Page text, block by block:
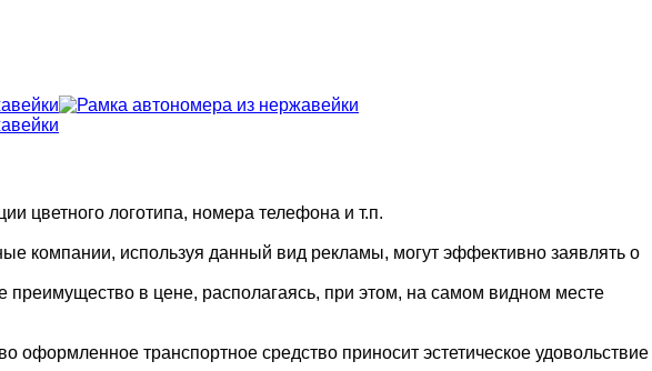
цветного логотипа, номера телефона и т.п.
компании, используя данный вид рекламы, могут эффективно заявлять о
в цене, располагаясь, при этом, на самом видном месте
транспортное средство приносит эстетическое удовольствие